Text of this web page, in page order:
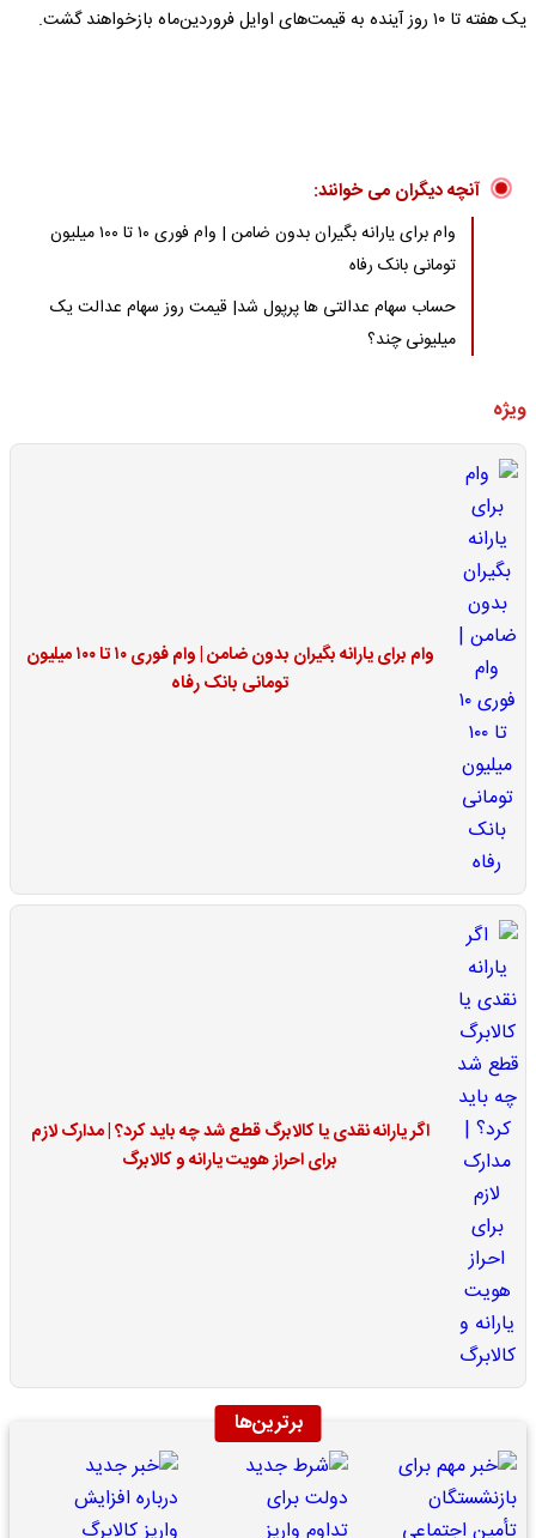
یک هفته تا ۱۰ روز آینده به قیمت‌های اوایل فروردین‌ماه بازخواهند گشت.
آنچه دیگران می خوانند:
وام برای یارانه بگیران بدون ضامن | وام فوری ۱۰ تا ۱۰۰ میلیون
تومانی بانک رفاه
حساب سهام عدالتی ها پرپول شد| قیمت روز سهام عدالت یک
میلیونی چند؟
ویژه
وام برای یارانه بگیران بدون ضامن | وام فوری ۱۰ تا ۱۰۰ میلیون
تومانی بانک رفاه
اگر یارانه نقدی یا کالابرگ قطع شد چه باید کرد؟ | مدارک لازم
برای احراز هویت یارانه و کالابرگ
برترین‌ها